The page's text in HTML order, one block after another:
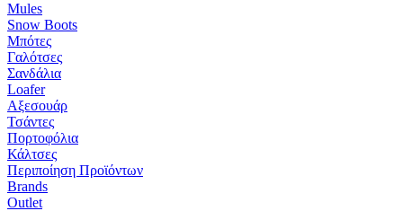
Mules
Snow Boots
Μπότες
Γαλότσες
Σανδάλια
Loafer
Αξεσουάρ
Τσάντες
Πορτοφόλια
Κάλτσες
Περιποίηση Προϊόντων
Brands
Outlet